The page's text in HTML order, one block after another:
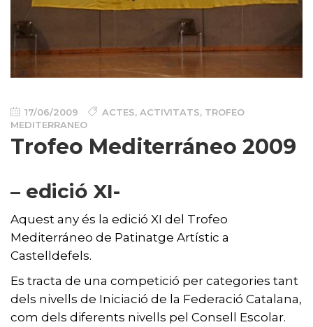
17/06/2009 ACTES, ACTIVITATS, TROFEO
MEDITERRANEO
Trofeo Mediterráneo 2009
– edició XI-
Aquest any és la edició XI del Trofeo
Mediterráneo de Patinatge Artístic a
Castelldefels.
Es tracta de una competició per categories tant
dels nivells de Iniciació de la Federació Catalana,
com dels diferents nivells pel Consell Escolar.